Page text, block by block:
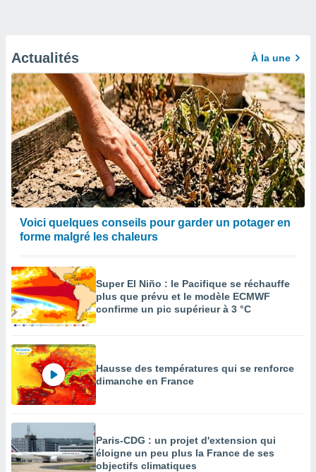
Actualités À la une
Voici quelques conseils pour garder un potager en
forme malgré les chaleurs
Super El Niño : le Pacifique se réchauffe
plus que prévu et le modèle ECMWF
confirme un pic supérieur à 3 °C
Hausse des températures qui se renforce
dimanche en France
Paris-CDG : un projet d'extension qui
éloigne un peu plus la France de ses
objectifs climatiques